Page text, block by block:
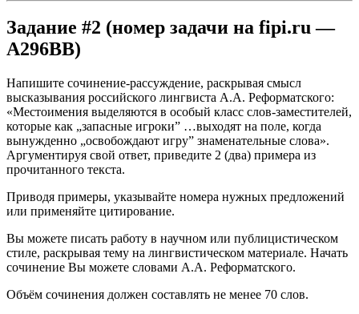
Задание #2 (номер задачи на fipi.ru —
A296BB)
Напишите сочинение-рассуждение, раскрывая смысл
высказывания российского лингвиста А.А. Реформатского:
«Местоимения выделяются в особый класс слов-заместителей,
которые как „запасные игроки” …выходят на поле, когда
вынужденно „освобождают игру” знаменательные слова».
Аргументируя свой ответ, приведите 2 (два) примера из
прочитанного текста.
Приводя примеры, указывайте номера нужных предложений
или применяйте цитирование.
Вы можете писать работу в научном или публицистическом
стиле, раскрывая тему на лингвистическом материале. Начать
сочинение Вы можете словами А.А. Реформатского.
Объём сочинения должен составлять не менее 70 слов.